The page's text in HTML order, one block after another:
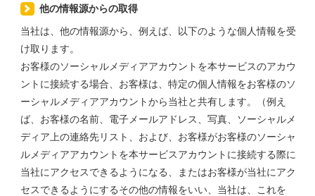
他の情報源からの取得
当社は、他の情報源から、例えば、以下のような個人情報を受
け取ります。
お客様のソーシャルメディアアカウントを本サービスのアカウ
ントに接続する場合、お客様は、特定の個人情報をお客様のソ
ーシャルメディアアカウントから当社と共有します。（例え
ば、お客様の名前、電子メールアドレス、写真、ソーシャルメ
ディア上の連絡先リスト、および、お客様がお客様のソーシャ
ルメディアアカウントを本サービスアカウントに接続する際に
当社にアクセスできるようになる、またはお客様が当社にアク
セスできるようにするその他の情報をいい、当社は、これを